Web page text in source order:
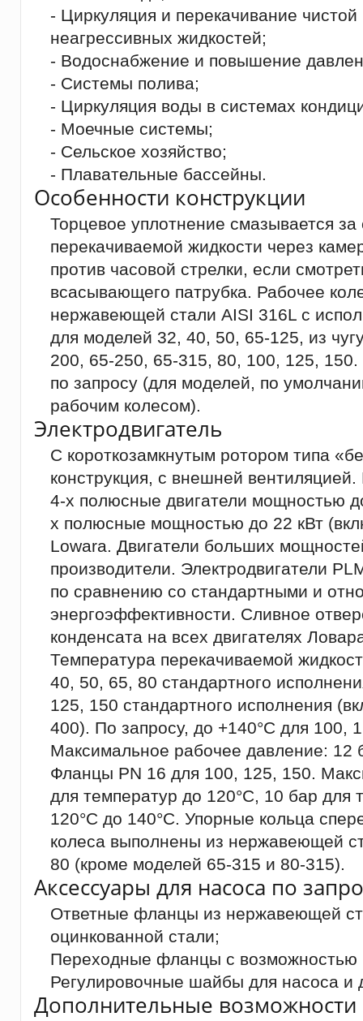
- Циркуляция и перекачивание
неагрессивных жидкостей;
- Водоснабжение и повышение
- Системы полива;
- Циркуляция воды в системах
- Моечные системы;
- Сельское хозяйство;
- Плавательные бассейны.
Особенности конструкции
Торцевое уплотнение смазывается за
перекачиваемой жидкости через
против часовой стрелки, если
всасывающего патрубка. Рабочее
нержавеющей стали AISI 316L с
для моделей 32, 40, 50, 65-125, из
200, 65-250, 65-315, 80, 100, 125,
по запросу (для моделей, по
рабочим колесом).
Электродвигатель
С короткозамкнутым ротором типа
конструкция, с внешней
4-х полюсные двигатели мощностью
х полюсные мощностью до 22 кВт
Lowara. Двигатели больших
производители. Электродвигатели
по сравнению со стандартными и
энергоэффективности. Сливное
конденсата на всех двигателях
Температура перекачиваемой
40, 50, 65, 80 стандартного
125, 150 стандартного исполнения
400). По запросу, до +140°C для 100,
Максимальное рабочее давление: 12
Фланцы PN 16 для 100, 125, 150.
для температур до 120°C, 10 бар для
120°C до 140°C. Упорные кольца
колеса выполнены из нержавеющей
80 (кроме моделей 65-315 и 80-315).
Аксессуары для насоса по
Ответные фланцы из нержавеющей
оцинкованной стали;
Переходные фланцы с возможностью
Регулировочные шайбы для насоса и
Дополнительные возможности